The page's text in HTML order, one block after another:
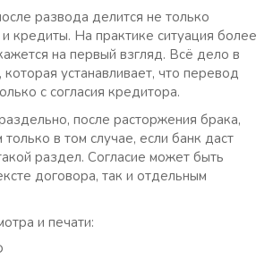
развода делится не только
и кредиты. На практике ситуация более
на первый взгляд. Всё дело в
устанавливает, что перевод
с согласия кредитора.
после расторжения брака,
в том случае, если банк даст
раздел. Согласие может быть
договора, так и отдельным
и печати: